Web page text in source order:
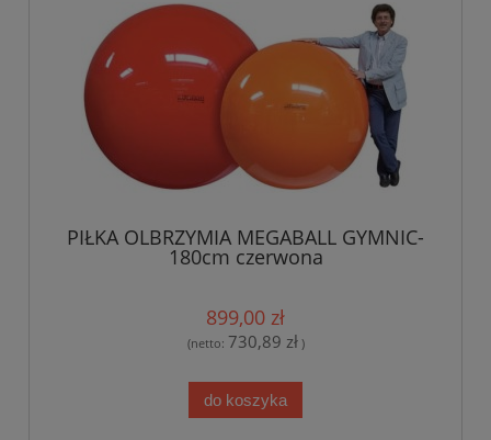
PIŁKA OLBRZYMIA MEGABALL GYMNIC-
180cm czerwona
899,00 zł
(netto: 730,89 zł)
do koszyka